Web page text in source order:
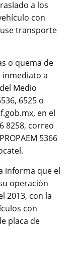
a los
con
transporte
o quema de
inmediato a
Medio
6525 o
en el
8258, correo
5366
informa que el
operación
2013, con la
con
placa de